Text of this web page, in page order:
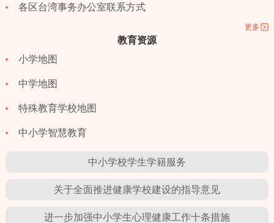
各区台湾事务办公室联系方式
更多
教育资源
小学地图
中学地图
特殊教育学校地图
中小学智慧教育
中小学校学生学籍服务
关于全面推进健康学校建设的指导意见
进一步加强中小学生心理健康工作十条措施